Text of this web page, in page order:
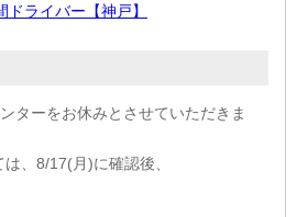
ライバー【神戸】
ターをお休みとさせていただきま
、8/17(月)に確認後、